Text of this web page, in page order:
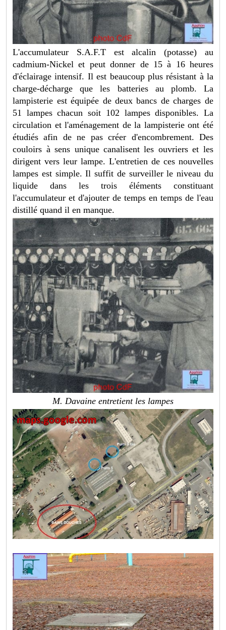
L'accumulateur S.A.F.T est alcalin (potasse) au
cadmium-Nickel et peut donner de 15 à 16 heures
d'éclairage intensif. Il est beaucoup plus résistant à la
charge-décharge que les batteries au plomb. La
lampisterie est équipée de deux bancs de charges de
51 lampes chacun soit 102 lampes disponibles. La
circulation et l'aménagement de la lampisterie ont été
étudiés afin de ne pas créer d'encombrement. Des
couloirs à sens unique canalisent les ouvriers et les
dirigent vers leur lampe. L'entretien de ces nouvelles
lampes est simple. Il suffit de surveiller le niveau du
liquide dans les trois éléments constituant
l'accumulateur et d'ajouter de temps en temps de l'eau
distillé quand il en manque.
M. Davaine entretient les lampes